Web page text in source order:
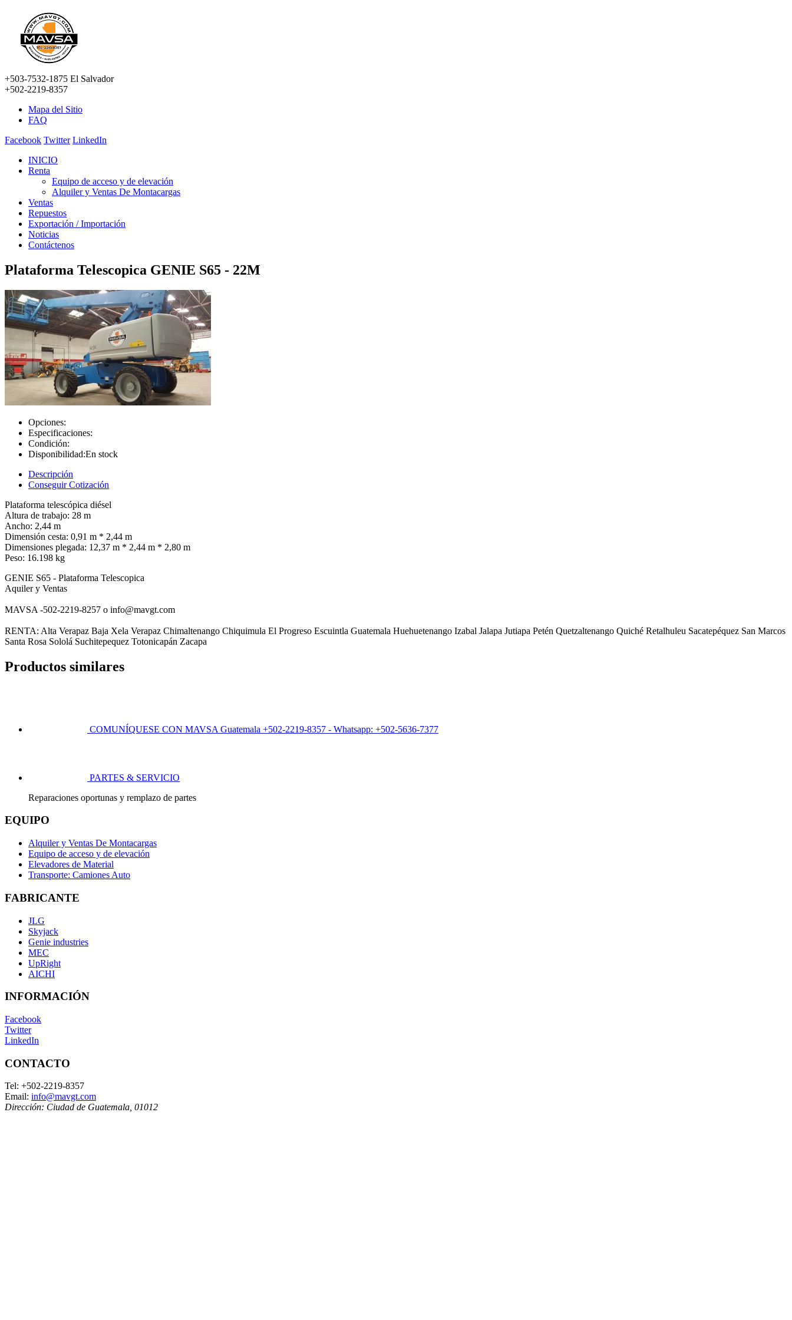
+503-7532-1875 El Salvador
+502-2219-8357
Mapa del Sitio
FAQ
Facebook Twitter LinkedIn
INICIO
Renta
Equipo de acceso y de elevación
Alquiler y Ventas De Montacargas
Ventas
Repuestos
Exportación / Importación
Noticias
Contáctenos
Plataforma Telescopica GENIE S65 - 22M
Opciones:
Especificaciones:
Condición:
Disponibilidad:En stock
Descripción
Conseguir Cotización
Plataforma telescópica diésel
Altura de trabajo: 28 m
Ancho: 2,44 m
Dimensión cesta: 0,91 m * 2,44 m
Dimensiones plegada: 12,37 m * 2,44 m * 2,80 m
Peso: 16.198 kg
GENIE S65 - Plataforma Telescopica
Aquiler y Ventas
MAVSA -502-2219-8257 o info@mavgt.com
RENTA: Alta Verapaz Baja Xela Verapaz Chimaltenango Chiquimula El Progreso Escuintla Guatemala Huehuetenango Izabal Jalapa Jutiapa Petén Quetzaltenango Quiché Retalhuleu Sacatepéquez San Marcos
Santa Rosa Sololá Suchitepequez Totonicapán Zacapa
Productos similares
COMUNÍQUESE CON MAVSA Guatemala +502-2219-8357 - Whatsapp: +502-5636-7377
PARTES & SERVICIO
Reparaciones oportunas y remplazo de partes
EQUIPO
Alquiler y Ventas De Montacargas
Equipo de acceso y de elevación
Elevadores de Material
Transporte: Camiones Auto
FABRICANTE
JLG
Skyjack
Genie industries
MEC
UpRight
AICHI
INFORMACIÓN
Facebook
Twitter
LinkedIn
CONTACTO
Tel: +502-2219-8357
Email: info@mavgt.com
Dirección: Ciudad de Guatemala 01012